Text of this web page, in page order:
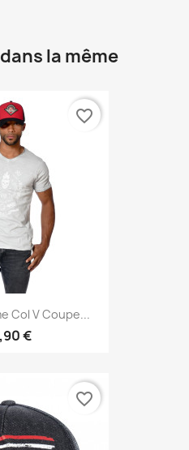
la même
Col V Coupe...
€
favorite_border
favorite_border